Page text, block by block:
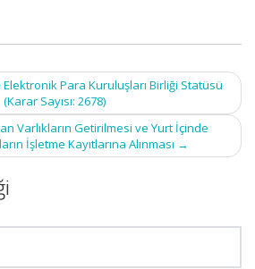
Para Kuruluşları Birliği Statüsü
(Karar Sayısı: 2678)
Varlıkların Getirilmesi ve Yurt İçinde
İşletme Kayıtlarına Alınması →